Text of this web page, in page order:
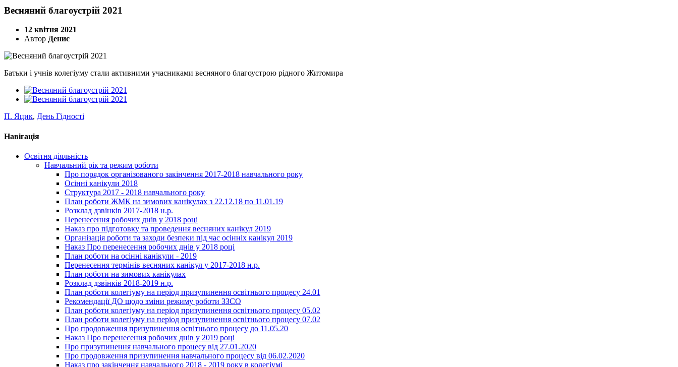
Весняний благоустрій 2021
12 квітня 2021
Автор Денис
Батьки і учнів колегіуму стали активними учасниками весняного благоустрою рідного Житомира
П. Яцик, День Гідності
Навігація
Освітня діяльність
Навчальний рік та режим роботи
Про порядок організованого закінчення 2017-2018 навчального року
Осінні канікули 2018
Структура 2017 - 2018 навчального року
План роботи ЖМК на зимових канікулах з 22.12.18 по 11.01.19
Розклад дзвінків 2017-2018 н.р.
Перенесення робочих днів у 2018 році
Наказ про підготовку та проведення весняних канікул 2019
Організація роботи та заходи безпеки під час осінніх канікул 2019
Наказ Про перенесення робочих днів у 2018 році
План роботи на осінні канікули - 2019
Перенесення термінів весняних канікул у 2017-2018 н.р.
План роботи на зимових канікулах
Розклад дзвінків 2018-2019 н.р.
План роботи колегіуму на період призупинення освітнього процесу 24.01
Рекомендації ДО щодо зміни режиму роботи ЗЗСО
План роботи колегіуму на період призупинення освітнього процесу 05.02
План роботи колегіуму на період призупинення освітнього процесу 07.02
Про продовження призупинення освітнього процесу до 11.05.20
Наказ Про перенесення робочих днів у 2019 році
Про призупинення навчального процесу від 27.01.2020
Про продовження призупинення навчального процесу від 06.02.2020
Наказ про закінчення навчального 2018 - 2019 року в колегіумі